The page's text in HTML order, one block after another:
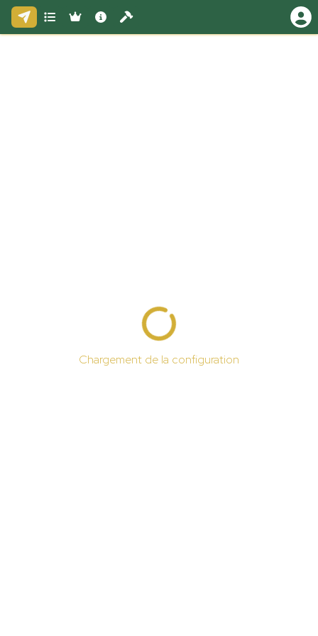
Chargement de la configuration